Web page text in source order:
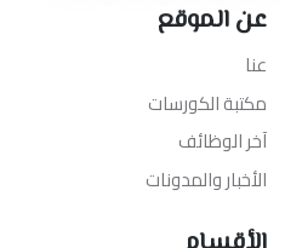
عن الموقع
عنا
مكتبة الكورسات
آخر الوظائف
الأخبار والمدونات